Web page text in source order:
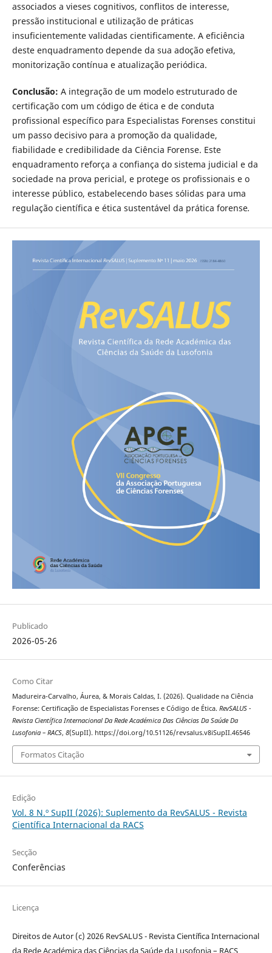
associados a vieses cognitivos, conflitos de interesse,
pressão institucional e utilização de práticas
insuficientemente validadas cientificamente. A eficiência
deste enquadramento depende da sua adoção efetiva,
monitorização contínua e atualização periódica.
Conclusão: A integração de um modelo estruturado de
certificação com um código de ética e de conduta
profissional específico para Especialistas Forenses constitui
um passo decisivo para a promoção da qualidade,
fiabilidade e credibilidade da Ciência Forense. Este
enquadramento reforça a confiança do sistema judicial e da
sociedade na prova pericial, e protege os profissionais e o
interesse público, estabelecendo bases sólidas para uma
regulação científica e ética sustentável da prática forense.
Publicado
2026-05-26
Como Citar
Madureira-Carvalho, Áurea, & Morais Caldas, I. (2026). Qualidade na Ciência
Forense: Certificação de Especialistas Forenses e Código de Ética. RevSALUS -
Revista Científica Internacional Da Rede Académica Das Ciências Da Saúde Da
Lusofonia – RACS, 8(SupII). https://doi.org/10.51126/revsalus.v8iSupII.46546
Formatos Citação
Edição
Vol. 8 N.º SupII (2026): Suplemento da RevSALUS - Revista
Científica Internacional da RACS
Secção
Conferências
Licença
Direitos de Autor (c) 2026 RevSALUS - Revista Científica Internacional
da Rede Académica das Ciências da Saúde da Lusofonia – RACS